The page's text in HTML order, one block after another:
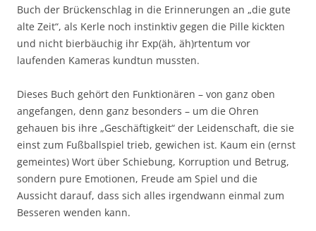
Buch der Brückenschlag in die Erinnerungen an „die gute
alte Zeit“, als Kerle noch instinktiv gegen die Pille kickten
und nicht bierbäuchig ihr Exp(äh, äh)rtentum vor
laufenden Kameras kundtun mussten.
Dieses Buch gehört den Funktionären – von ganz oben
angefangen, denn ganz besonders – um die Ohren
gehauen bis ihre „Geschäftigkeit“ der Leidenschaft, die sie
einst zum Fußballspiel trieb, gewichen ist. Kaum ein (ernst
gemeintes) Wort über Schiebung, Korruption und Betrug,
sondern pure Emotionen, Freude am Spiel und die
Aussicht darauf, dass sich alles irgendwann einmal zum
Besseren wenden kann.